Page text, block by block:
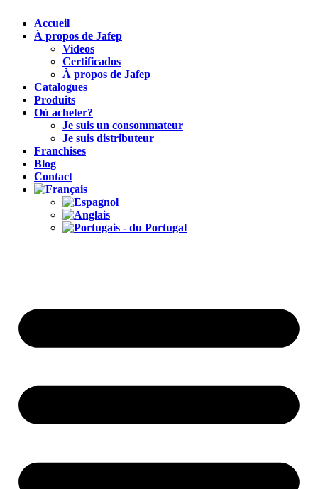
Accueil
À propos de Jafep
Videos
Certificados
À propos de Jafep
Catalogues
Produits
Où acheter?
Je suis un consommateur
Je suis distributeur
Franchises
Blog
Contact